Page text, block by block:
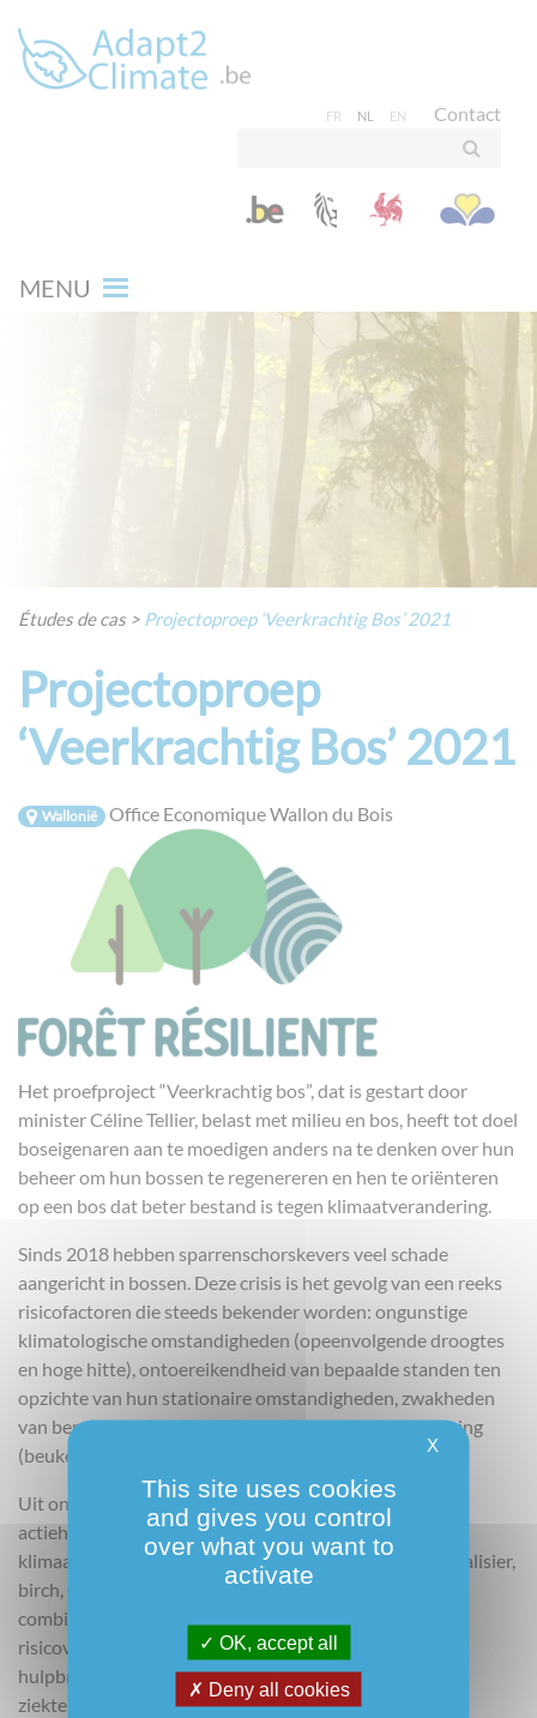
FR NL EN Contact
MENU
Études de cas > Projectoproep ‘Veerkrachtig Bos’ 2021
Projectoproep
‘Veerkrachtig Bos’ 2021
Wallonië Office Economique Wallon du Bois
Het proefproject “Veerkrachtig bos”, dat is gestart door
minister Céline Tellier, belast met milieu en bos, heeft tot doel
boseigenaren aan te moedigen anders na te denken over hun
beheer om hun bossen te regenereren en hen te oriënteren
op een bos dat beter bestand is tegen klimaatverandering.
Sinds 2018 hebben sparrenschorskevers veel schade
aangericht in bossen. Deze crisis is het gevolg van een reeks
risicofactoren die steeds bekender worden: ongunstige
klimatologische omstandigheden (opeenvolgende droogtes
en hoge hitte), ontoereikendheid van bepaalde standen ten
opzichte van hun stationaire omstandigheden, zwakheden
van bepaalde soorten in het licht van klimaatverandering
(beuken bijvoorbeeld), enz.
Uit onderzoek is echter gebleken dat er belangrijke
actiehebbers zijn: een betere aanpassing aan de
klimaatverandering van bepaalde soorten (sessile oak, alisier,
birch, Corsicaanse dennen, enz.); de voordelen van het
combineren van verschillende soorten in termen van
risicoverdeling, complementariteit in het gebruik van
hulpbronnen, wederzijdse bescherming tegen insecten,
ziekten, droogte, enz.; de voordelen van genetische
X
This site uses cookies
and gives you control
over what you want to
activate
OK, accept all
Deny all cookies